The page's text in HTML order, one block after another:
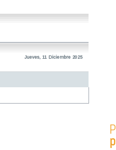
Jueves, 11 Diciembre 2025